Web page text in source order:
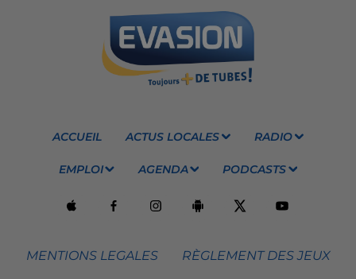
ACCUEIL ACTUS LOCALES RADIO
EMPLOI AGENDA PODCASTS
MENTIONS LEGALES RÈGLEMENT DES JEUX